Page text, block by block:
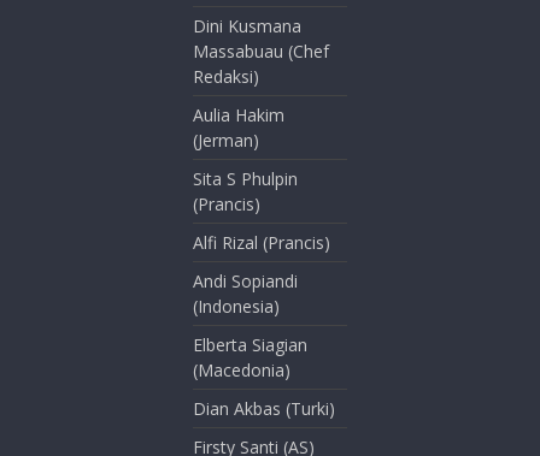
Dini Kusmana
Massabuau (Chef
Redaksi)
Aulia Hakim
(Jerman)
Sita S Phulpin
(Prancis)
Alfi Rizal (Prancis)
Andi Sopiandi
(Indonesia)
Elberta Siagian
(Macedonia)
Dian Akbas (Turki)
Firsty Santi (AS)